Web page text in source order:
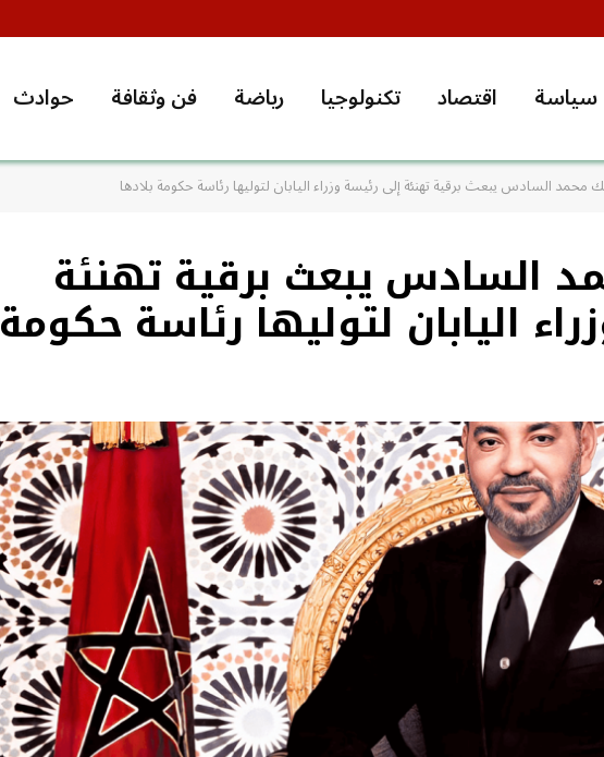
سياسة اقتصاد تكنولوجيا رياضة فن وثقافة حوادث
محمد السادس يبعث برقية تهنئة إلى رئيسة وزراء اليابان لتوليها رئاسة حكومة بلادها
السادس يبعث برقية تهنئة
اليابان لتوليها رئاسة حكومة